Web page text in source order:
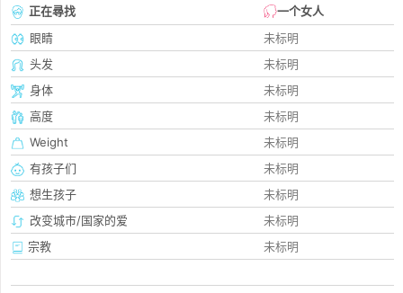
正在尋找
一个女人
眼睛
未标明
头发
未标明
身体
未标明
高度
未标明
Weight
未标明
有孩子们
未标明
想生孩子
未标明
改变城市/国家的爱
未标明
宗教
未标明